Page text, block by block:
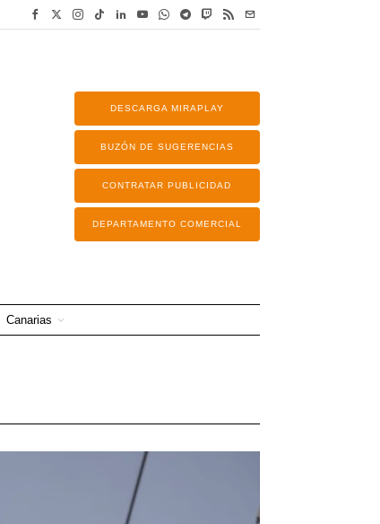
DESCARGA MIRAPLAY
BUZÓN DE SUGERENCIAS
CONTRATAR PUBLICIDAD
DEPARTAMENTO COMERCIAL
Canarias